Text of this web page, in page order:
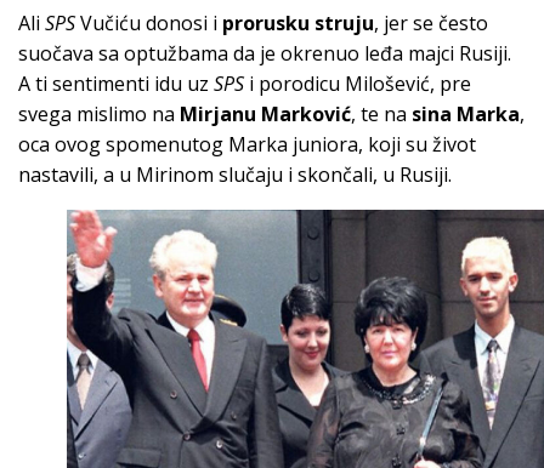
Ali SPSVučiću donosi i prorusku struju, jer se često
suočava sa optužbama da je okrenuo leđa majci Rusiji.
A ti sentimenti idu uz SPS i porodicu Milošević, pre
svega mislimo na Mirjanu Marković, te na sina Marka,
oca ovog spomenutog Marka juniora, koji su život
nastavili, a u Mirinom slučaju i skončali, u Rusiji.